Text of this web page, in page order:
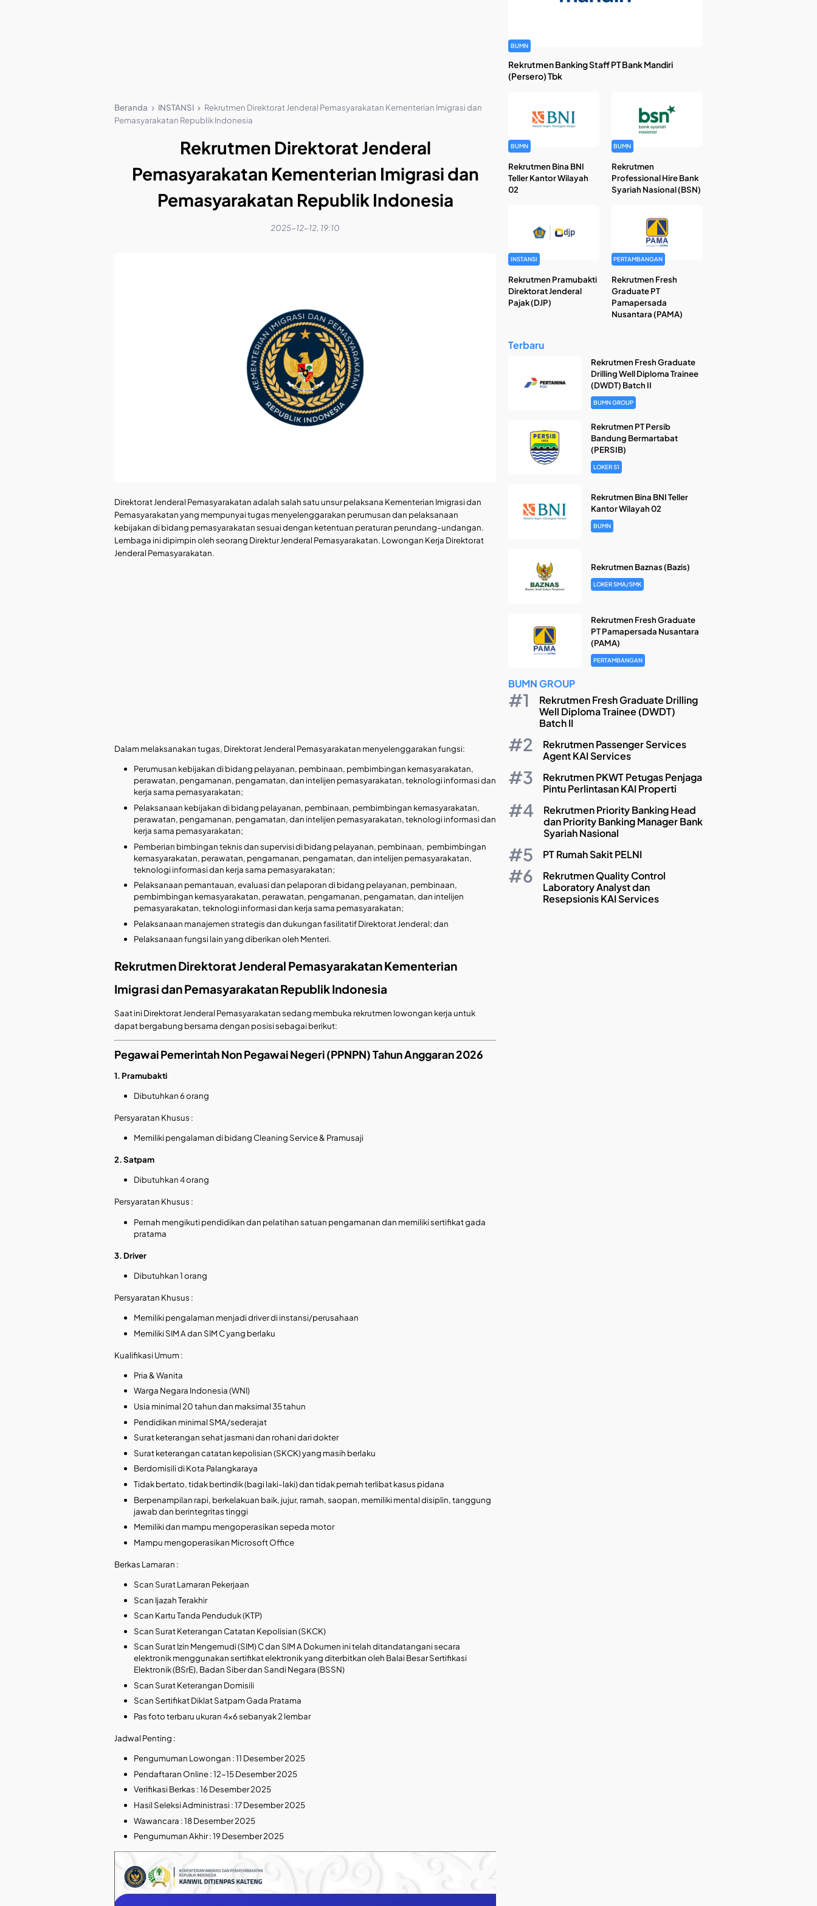
Beranda INSTANSI
Rekrutmen Direktorat Jenderal Pemasyarakatan Kementerian Imigrasi dan
Pemasyarakatan Republik Indonesia
Rekrutmen Direktorat Jenderal
Pemasyarakatan Kementerian Imigrasi dan
Pemasyarakatan Republik Indonesia
2025-12-12, 19:10
Direktorat Jenderal Pemasyarakatan adalah salah satu unsur pelaksana Kementerian Imigrasi dan
Pemasyarakatan yang mempunyai tugas menyelenggarakan perumusan dan pelaksanaan
kebijakan di bidang pemasyarakatan sesuai dengan ketentuan peraturan perundang-undangan.
Lembaga ini dipimpin oleh seorang Direktur Jenderal Pemasyarakatan. Lowongan Kerja Direktorat
Jenderal Pemasyarakatan.
Dalam melaksanakan tugas, Direktorat Jenderal Pemasyarakatan menyelenggarakan fungsi:
Perumusan kebijakan di bidang pelayanan, pembinaan, pembimbingan kemasyarakatan,
perawatan, pengamanan, pengamatan, dan intelijen pemasyarakatan, teknologi informasi dan
kerja sama pemasyarakatan;
Pelaksanaan kebijakan di bidang pelayanan, pembinaan, pembimbingan kemasyarakatan,
perawatan, pengamanan, pengamatan, dan intelijen pemasyarakatan, teknologi informasi dan
kerja sama pemasyarakatan;
Pemberian bimbingan teknis dan supervisi di bidang pelayanan, pembinaan, pembimbingan
kemasyarakatan, perawatan, pengamanan, pengamatan, dan intelijen pemasyarakatan,
teknologi informasi dan kerja sama pemasyarakatan;
Pelaksanaan pemantauan, evaluasi dan pelaporan di bidang pelayanan, pembinaan,
pembimbingan kemasyarakatan, perawatan, pengamanan, pengamatan, dan intelijen
pemasyarakatan, teknologi informasi dan kerja sama pemasyarakatan;
Pelaksanaan manajemen strategis dan dukungan fasilitatif Direktorat Jenderal; dan
Pelaksanaan fungsi lain yang diberikan oleh Menteri.
Rekrutmen Direktorat Jenderal Pemasyarakatan Kementerian
Imigrasi dan Pemasyarakatan Republik Indonesia
Saat ini Direktorat Jenderal Pemasyarakatan sedang membuka rekrutmen lowongan kerja untuk
dapat bergabung bersama dengan posisi sebagai berikut:
Pegawai Pemerintah Non Pegawai Negeri (PPNPN) Tahun Anggaran 2026
1. Pramubakti
Dibutuhkan 6 orang
Persyaratan Khusus :
Memiliki pengalaman di bidang Cleaning Service & Pramusaji
2. Satpam
Dibutuhkan 4 orang
Persyaratan Khusus :
Pernah mengikuti pendidikan dan pelatihan satuan pengamanan dan memiliki sertifikat gada
pratama
3. Driver
Dibutuhkan 1 orang
Persyaratan Khusus :
Memiliki pengalaman menjadi driver di instansi/perusahaan
Memiliki SIM A dan SIM C yang berlaku
Kualifikasi Umum :
Pria & Wanita
Warga Negara Indonesia (WNI)
Usia minimal 20 tahun dan maksimal 35 tahun
Pendidikan minimal SMA/sederajat
Surat keterangan sehat jasmani dan rohani dari dokter
Surat keterangan catatan kepolisian (SKCK) yang masih berlaku
Berdomisili di Kota Palangkaraya
Tidak bertato, tidak bertindik (bagi laki-laki) dan tidak pernah terlibat kasus pidana
Berpenampilan rapi, berkelakuan baik, jujur, ramah, saopan, memiliki mental disiplin, tanggung
jawab dan berintegritas tinggi
Memiliki dan mampu mengoperasikan sepeda motor
Mampu mengoperasikan Microsoft Office
Berkas Lamaran :
Scan Surat Lamaran Pekerjaan
Scan Ijazah Terakhir
Scan Kartu Tanda Penduduk (KTP)
Scan Surat Keterangan Catatan Kepolisian (SKCK)
Scan Surat Izin Mengemudi (SIM) C dan SIM A Dokumen ini telah ditandatangani secara
elektronik menggunakan sertifikat elektronik yang diterbitkan oleh Balai Besar Sertifikasi
Elektronik (BSrE), Badan Siber dan Sandi Negara (BSSN)
Scan Surat Keterangan Domisili
Scan Sertifikat Diklat Satpam Gada Pratama
Pas foto terbaru ukuran 4×6 sebanyak 2 lembar
Jadwal Penting :
Pengumuman Lowongan : 11 Desember 2025
Pendaftaran Online : 12-15 Desember 2025
Verifikasi Berkas : 16 Desember 2025
Hasil Seleksi Administrasi : 17 Desember 2025
Wawancara : 18 Desember 2025
Pengumuman Akhir : 19 Desember 2025
BUMN
Rekrutmen Banking Staff PT Bank Mandiri
(Persero) Tbk
BUMN
Rekrutmen Bina BNI
Teller Kantor Wilayah
02
BUMN
Rekrutmen
Professional Hire Bank
Syariah Nasional (BSN)
INSTANSI
Rekrutmen Pramubakti
Direktorat Jenderal
Pajak (DJP)
PERTAMBANGAN
Rekrutmen Fresh
Graduate PT
Pamapersada
Nusantara (PAMA)
Terbaru
Rekrutmen Fresh Graduate
Drilling Well Diploma Trainee
(DWDT) Batch II
BUMN GROUP
Rekrutmen PT Persib
Bandung Bermartabat
(PERSIB)
LOKER S1
Rekrutmen Bina BNI Teller
Kantor Wilayah 02
BUMN
Rekrutmen Baznas (Bazis)
LOKER SMA/SMK
Rekrutmen Fresh Graduate
PT Pamapersada Nusantara
(PAMA)
PERTAMBANGAN
BUMN GROUP
Rekrutmen Fresh Graduate Drilling
Well Diploma Trainee (DWDT)
Batch II
Rekrutmen Passenger Services
Agent KAI Services
Rekrutmen PKWT Petugas Penjaga
Pintu Perlintasan KAI Properti
Rekrutmen Priority Banking Head
dan Priority Banking Manager Bank
Syariah Nasional
PT Rumah Sakit PELNI
Rekrutmen Quality Control
Laboratory Analyst dan
Resepsionis KAI Services